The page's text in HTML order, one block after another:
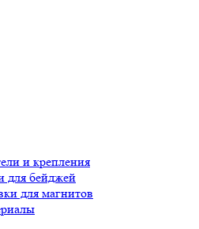
и крепления
для бейджей
для магнитов